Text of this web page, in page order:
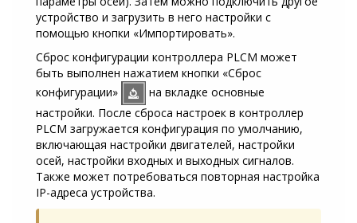
устройство и загрузить в него настройки с
помощью кнопки «Импортировать».
Сброс конфигурации контроллера PLCM может
быть выполнен нажатием кнопки «Сброс
конфигурации»
на вкладке основные
настройки. После сброса настроек в контроллер
PLCM загружается конфигурация по умолчанию,
включающая настройки двигателей, настройки
осей, настройки входных и выходных сигналов.
Также может потребоваться повторная настройка
IP-адреса устройства.